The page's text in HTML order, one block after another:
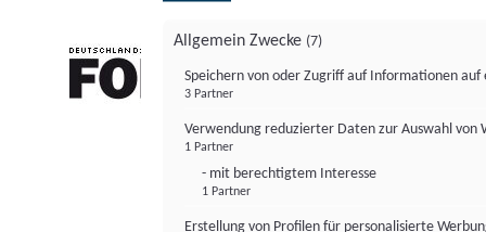
Allgemein Zwecke (7)
Speichern von oder Zugriff auf Informationen auf
3 Partner
Verwendung reduzierter Daten zur Auswahl von
1 Partner
- mit berechtigtem Interesse
1 Partner
Erstellung von Profilen für personalisierte
FONDS professionell